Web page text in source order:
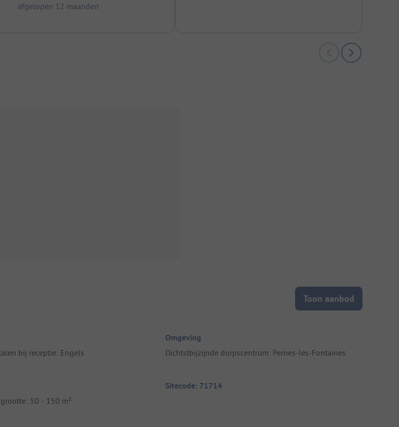
afgelopen 12 maanden
Toon aanbod
bij receptie: Engels
50 - 150 m²
Omgeving
Dichtstbijzijnde dorpscentrum: Pernes-les-Fontaines
Sitecode: 71714